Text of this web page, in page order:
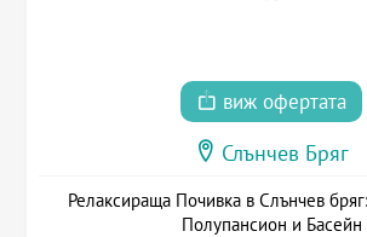
виж офертата
Слънчев Бряг
Релаксираща Почивка в Слънчев
Полупансион и Басейн